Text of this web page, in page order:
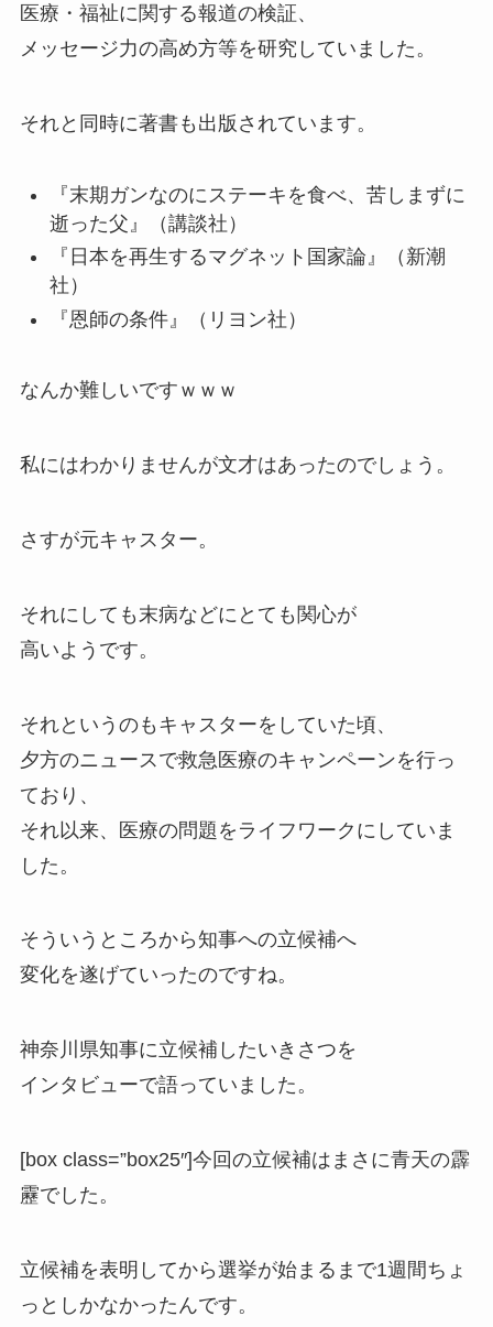
医療・福祉に関する報道の検証、
メッセージ力の高め方等を研究していました。
それと同時に著書も出版されています。
『末期ガンなのにステーキを食べ、苦しまずに
逝った父』（講談社）
『日本を再生するマグネット国家論』（新潮
社）
『恩師の条件』（リヨン社）
なんか難しいですｗｗｗ
私にはわかりませんが文才はあったのでしょう。
さすが元キャスター。
それにしても末病などにとても関心が
高いようです。
それというのもキャスターをしていた頃、
夕方のニュースで救急医療のキャンペーンを行っ
ており、
それ以来、
医療の問題をライフワーク にしていま
した。
そういうところから知事への立候補へ
変化を遂げていったのですね。
神奈川県知事に立候補したいきさつを
インタビューで語っていました。
[box class=”box25″]今回の立候補はまさに青天の霹
靂でした。
立候補を表明してから選挙が始まるまで1週間ちょ
っとしかなかったんです。